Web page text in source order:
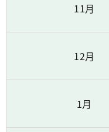
11月
12月
1月